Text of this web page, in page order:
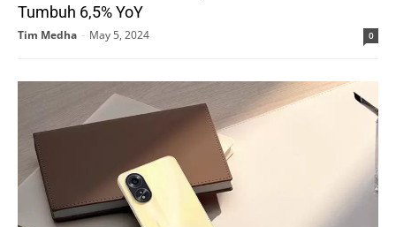
Tumbuh 6,5% YoY
Tim Medha - May 5, 2024 0